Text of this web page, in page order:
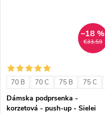
€33,59
–18 %
70 B 70 C 75 B 75 C
Dámska podprsenka -
korzetová - push-up - Sielei